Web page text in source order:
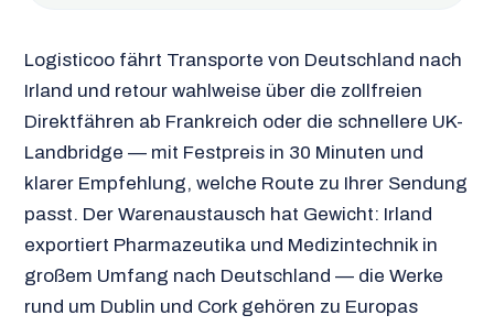
Logisticoo fährt Transporte von Deutschland nach
Irland und retour wahlweise über die zollfreien
Direktfähren ab Frankreich oder die schnellere UK-
Landbridge — mit Festpreis in 30 Minuten und
klarer Empfehlung, welche Route zu Ihrer Sendung
passt. Der Warenaustausch hat Gewicht: Irland
exportiert Pharmazeutika und Medizintechnik in
großem Umfang nach Deutschland — die Werke
rund um Dublin und Cork gehören zu Europas